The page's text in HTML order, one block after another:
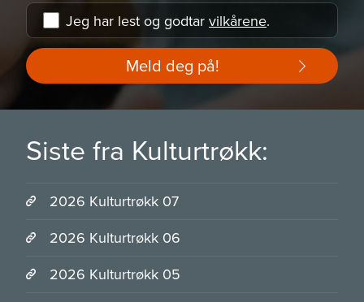
Jeg har lest og godtar vilkårene.
Meld deg på!
Siste fra Kulturtrøkk:
2026 Kulturtrøkk 07
2026 Kulturtrøkk 06
2026 Kulturtrøkk 05